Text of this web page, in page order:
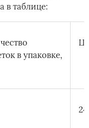
в таблице:
в упаковке,